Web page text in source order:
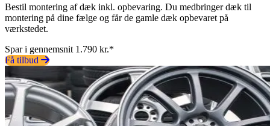
Bestil montering af dæk inkl. opbevaring. Du medbringer dæk til
montering på dine fælge og får de gamle dæk opbevaret på
værkstedet.
Spar i gennemsnit 1.790 kr.*
Få tilbud